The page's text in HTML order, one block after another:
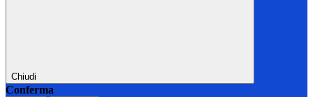
Chiudi
Conferma